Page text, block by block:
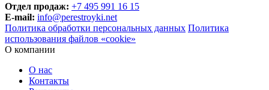
Отдел продаж: +7 495 991 16 15
E-mail: info@perestroyki.net
Политика обработки персональных данных Политика
использования файлов «cookie»
О компании
О нас
Контакты